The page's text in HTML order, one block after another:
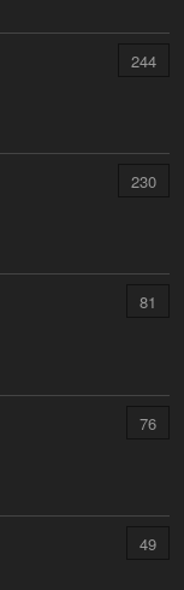
244
230
81
76
49